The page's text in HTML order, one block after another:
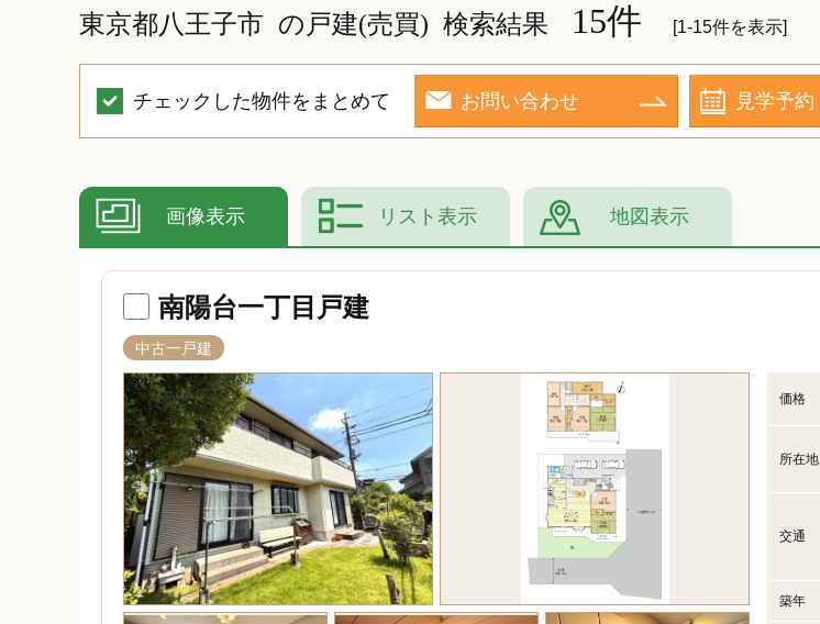
東京都八王子市 の戸建(売買) 検索結果 15件 [1-15件を表示]
チェックした物件をまとめて お問い合わせ 見学予約
画像表示 リスト表示 地図表示
南陽台一丁目戸建
中古一戸建
価格
所在地
交通
築年